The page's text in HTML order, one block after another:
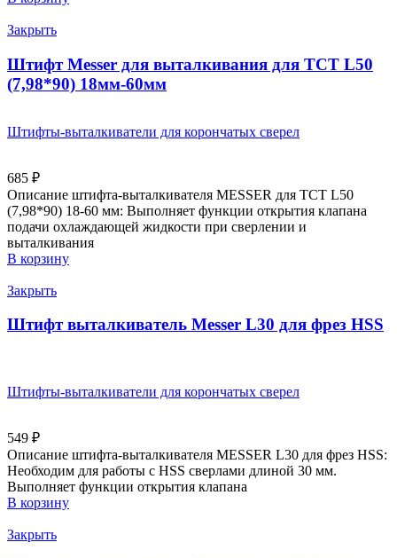
Закрыть
Штифт Messer для выталкивания для ТСТ L50
(7,98*90) 18мм-60мм
Штифты-выталкиватели для корончатых сверел
685 ₽
Описание штифта-выталкивателя MESSER для ТСТ L50
(7,98*90) 18-60 мм: Выполняет функции открытия клапана
подачи охлаждающей жидкости при сверлении и
выталкивания
В корзину
Закрыть
Штифт выталкиватель Messer L30 для фрез HSS
Штифты-выталкиватели для корончатых сверел
549 ₽
Описание штифта-выталкивателя MESSER L30 для фрез HSS:
Необходим для работы с HSS сверлами длиной 30 мм.
Выполняет функции открытия клапана
В корзину
Закрыть